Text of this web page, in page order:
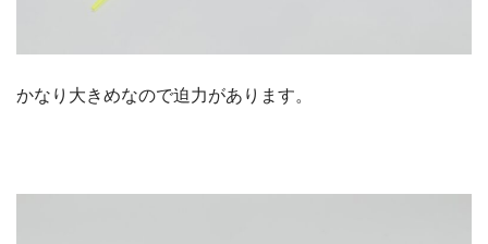
かなり大きめなので迫力があります。